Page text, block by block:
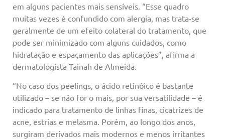
em alguns pacientes mais sensíveis. “Esse quadro
muitas vezes é confundido com alergia, mas trata-se
geralmente de um efeito colateral do tratamento, que
pode ser minimizado com alguns cuidados, como
hidratação e espaçamento das aplicações”, afirma a
dermatologista Tainah de Almeida.
“No caso dos peelings, o ácido retinóico é bastante
utilizado – se não for o mais, por sua versatilidade – é
indicado para tratamento de linhas finas, cicatrizes de
acne, estrias e melasma. Porém, ao longo dos anos,
surgiram derivados mais modernos e menos irritantes